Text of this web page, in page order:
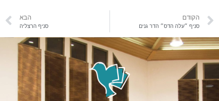
הקודם
סניף ״עלה הדס״ הדר גנים
הבא
סניף הרצליה